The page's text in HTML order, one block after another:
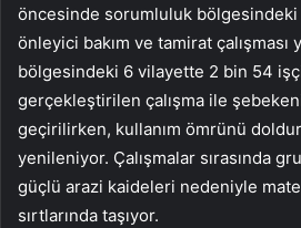
öncesinde sorumluluk bölgesindeki
önleyici bakım ve tamirat çalışması
bölgesindeki 6 vilayette 2 bin 54
gerçekleştirilen çalışma ile
geçirilirken, kullanım ömrünü
yenileniyor. Çalışmalar sırasında
güçlü arazi kaideleri nedeniyle
sırtlarında taşıyor.